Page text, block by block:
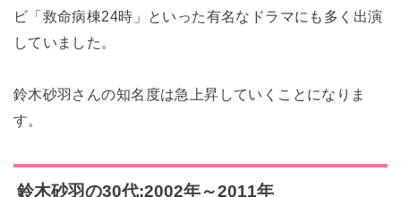
ビ「救命病棟24時」といった有名なドラマにも多く出演
していました。
鈴木砂羽さんの知名度は急上昇していくことになりま
す。
鈴木砂羽の30代:2002年～2011年